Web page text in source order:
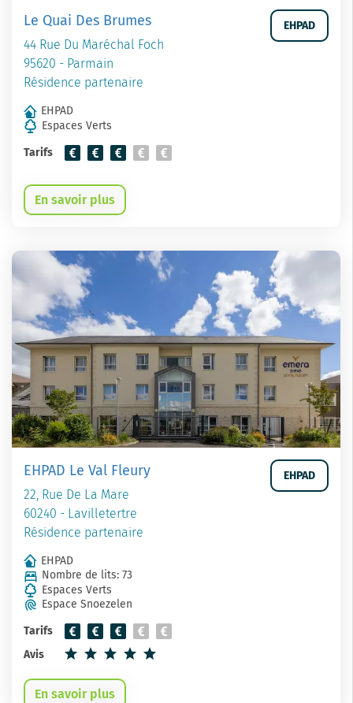
Le Quai Des Brumes
44 Rue Du Maréchal Foch
95620 - Parmain
Résidence partenaire
EHPAD
EHPAD
Espaces Verts
Tarifs
En savoir plus
EHPAD Le Val Fleury
22, Rue De La Mare
60240 - Lavilletertre
Résidence partenaire
EHPAD
EHPAD
Nombre de lits: 73
Espaces Verts
Espace Snoezelen
Tarifs
Avis
En savoir plus